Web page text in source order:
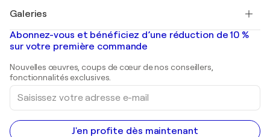
Banksy
Mr. Brainwash
Shepard Fairey
Tableaux abstraits à vendre
Peintures de paysage
Estampes
Peintures acryliques
Galeries
Galeries d'art en France
Galeries d'art en Belgique
Abonnez-vous et bénéficiez d’une réduction de 10 %
sur votre première commande
Nouvelles œuvres, coups de cœur de nos conseillers,
fonctionnalités exclusives.
Saisissez
votre
adresse
e-
mail
J'en profite dès maintenant